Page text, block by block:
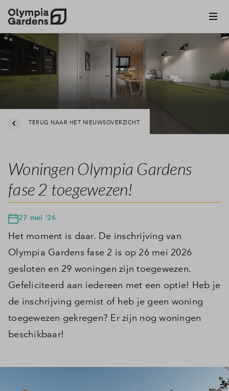
TERUG NAAR HET NIEUWSOVERZICHT
Woningen Olympia Gardens
fase 2 toegewezen!
27 mei '26
Het moment is daar. De inschrijving van
Olympia Gardens fase 2 is op 26 mei 2026
gesloten en 29 woningen zijn toegewezen.
Gefeliciteerd aan iedereen met een optie! Heb je
de inschrijving gemist of heb je geen woning
toegewezen gekregen? Er zijn nog woningen
beschikbaar!